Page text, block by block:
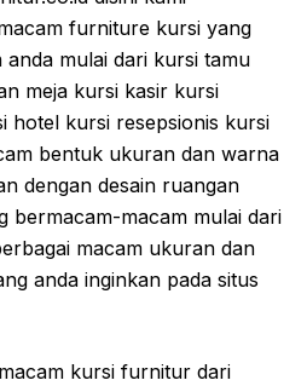
furniture kursi yang
mulai dari kursi tamu
meja kursi kasir kursi
hotel kursi resepsionis kursi
bentuk ukuran dan warna
dengan desain ruangan
bermacam-macam mulai dari
macam ukuran dan
anda inginkan pada situs
kursi furnitur dari